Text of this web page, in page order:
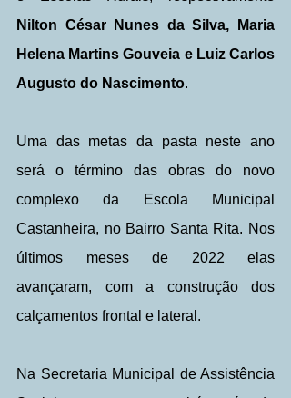
Nilton César Nunes da Silva, Maria
Helena Martins Gouveia e Luiz Carlos
Augusto do Nascimento.
Uma das metas da pasta neste ano
será o término das obras do novo
complexo da Escola Municipal
Castanheira, no Bairro Santa Rita. Nos
últimos meses de 2022 elas
avançaram, com a construção dos
calçamentos frontal e lateral.
Na Secretaria Municipal de Assistência